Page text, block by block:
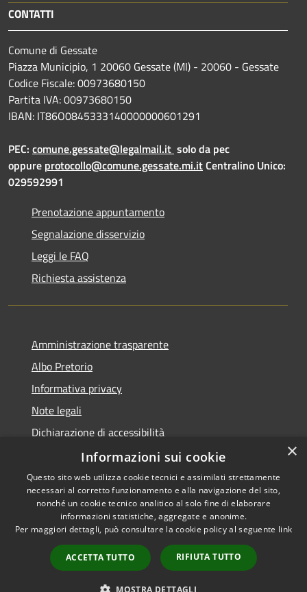
CONTATTI
Comune di Gessate
Piazza Municipio, 1 20060 Gessate (MI) - 20060 - Gessate
Codice Fiscale: 00973680150
Partita IVA: 00973680150
IBAN: IT86O0845333140000000601291
PEC: comune.gessate@legalmail.it solo da pec
oppure protocollo@comune.gessate.mi.itCentralino Unico:
029592991
Prenotazione appuntamento
Segnalazione disservizio
Leggi le FAQ
Richiesta assistenza
Amministrazione trasparente
Albo Pretorio
Informativa privacy
Note legali
Dichiarazione di accessibilità
Dichiarazione di accessibilità dal 2025
RSS
Accessibilità
Copyright © 2026 • Comune di
Gessate • Powered by
Municipium•
Accesso
redazione
×
Informazioni sui cookie
Questo sito web utilizza cookie tecnici e assimilati strettamente
necessari al corretto funzionamento e alla navigazione del sito,
nonché un cookie tecnico analitico al solo fine di elaborare
informazioni statistiche, aggregate e anonime.
Per maggiori dettagli, può consultare la cookie policy al seguente link
ACCETTA TUTTO RIFIUTA TUTTO
MOSTRA DETTAGLI